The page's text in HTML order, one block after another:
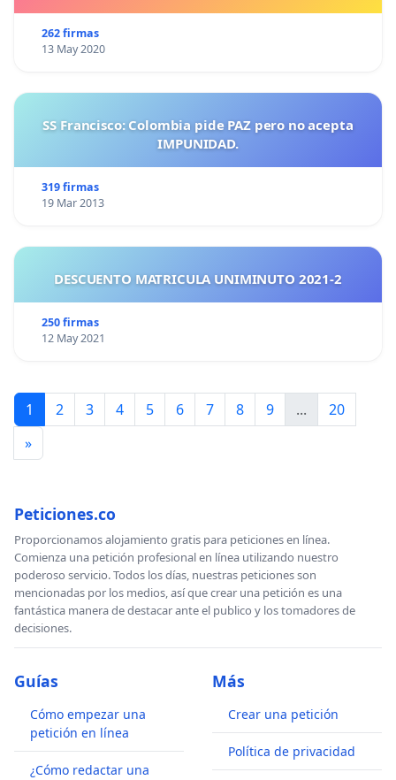
262 firmas
13 May 2020
SS Francisco: Colombia pide PAZ pero no acepta
IMPUNIDAD.
319 firmas
19 Mar 2013
DESCUENTO MATRICULA UNIMINUTO 2021-2
250 firmas
12 May 2021
1 2 3 4 5 6 7 8 9 ...
20
»
Peticiones.co
Proporcionamos alojamiento gratis para peticiones en línea.
Comienza una petición profesional en línea utilizando nuestro
poderoso servicio. Todos los días, nuestras peticiones son
mencionadas por los medios, así que crear una petición es una
fantástica manera de destacar ante el publico y los tomadores de
decisiones.
Guías
Cómo empezar una
petición en línea
¿Cómo redactar una
Más
Crear una petición
Política de privacidad